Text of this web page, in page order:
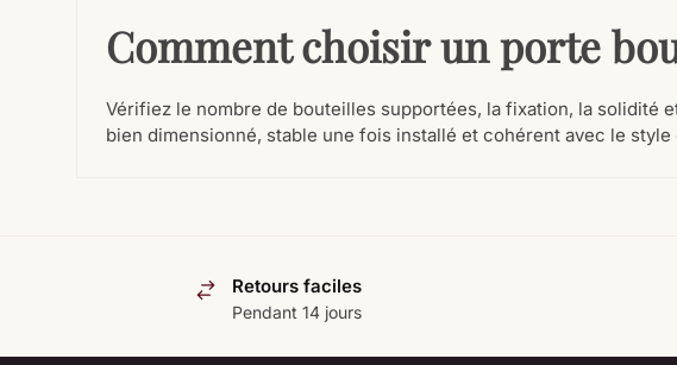
Comment choisir un porte
Vérifiez le nombre de bouteilles supportées, la fixation, la solidité
bien dimensionné, stable une fois installé et cohérent avec le style
Retours faciles
Pendant 14 jours